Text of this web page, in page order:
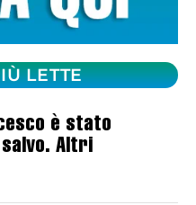
LETTE
è stato
Altri